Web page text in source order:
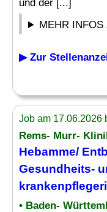
und der [...]
MEHR INFOS
▶ Zur
Job am 17.06.2026
Rems- Murr-
Hebamme/
Gesundheits-
• Baden-